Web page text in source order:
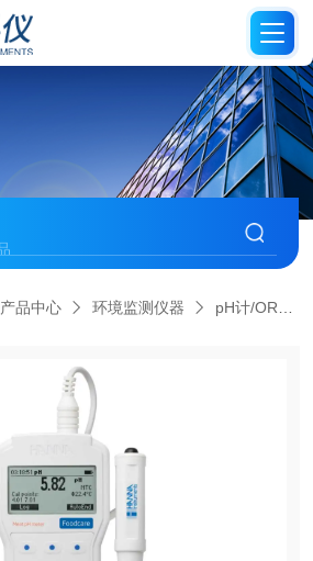
产品中心 环境监测仪器 pH计/ORP